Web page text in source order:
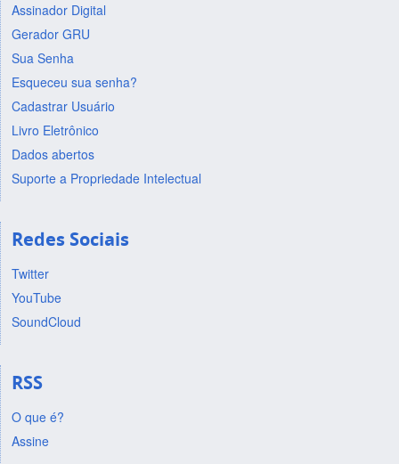
Assinador Digital
Gerador GRU
Sua Senha
Esqueceu sua senha?
Cadastrar Usuário
Livro Eletrônico
Dados abertos
Suporte a Propriedade Intelectual
Redes Sociais
Twitter
YouTube
SoundCloud
RSS
O que é?
Assine